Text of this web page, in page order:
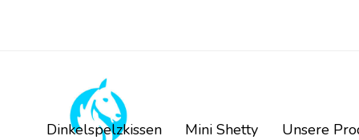
Dinkelspelzkissen Mini Shetty Unsere